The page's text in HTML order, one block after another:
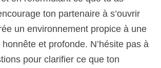
ton partenaire à s’ouvrir
un environnement propice à une
et profonde. N’hésite pas à
pour clarifier ce que ton